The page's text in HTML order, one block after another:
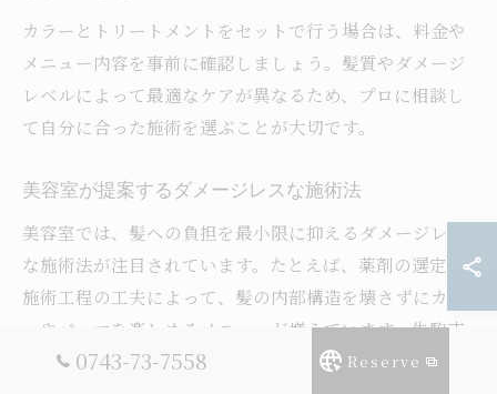
カラーとトリートメントをセットで行う場合は、料金や
メニュー内容を事前に確認しましょう。髪質やダメージ
レベルによって最適なケアが異なるため、プロに相談し
て自分に合った施術を選ぶことが大切です。
美容室が提案するダメージレスな施術法
美容室では、髪への負担を最小限に抑えるダメージレス
な施術法が注目されています。たとえば、薬剤の選定や
施術工程の工夫によって、髪の内部構造を壊さずにカラ
ーやパーマを楽しめるメニューが増えています。生駒市
のサロンでも、オーダーメイド施術や、髪質改善に特化
0743-73-7558 Reserve